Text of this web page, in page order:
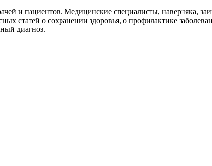
и пациентов. Медицинские специалисты, наверняка,
статей о сохранении здоровья, о профилактике
диагноз.